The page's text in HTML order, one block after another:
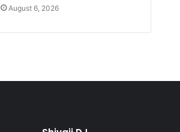
August 6, 2026